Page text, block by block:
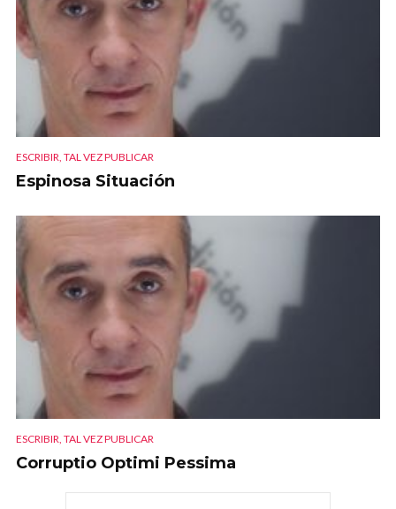
ESCRIBIR, TAL VEZ PUBLICAR
Espinosa Situación
ESCRIBIR, TAL VEZ PUBLICAR
Corruptio Optimi Pessima